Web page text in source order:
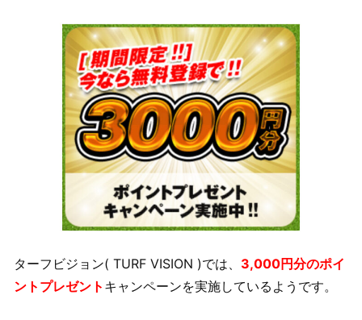
ターフビジョン( TURF VISION )では、 3,000円分のポイ
ントプレゼント キャンペーンを実施しているようです。